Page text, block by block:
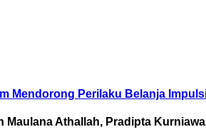
Mendorong Perilaku Belanja
Athallah, Pradipta